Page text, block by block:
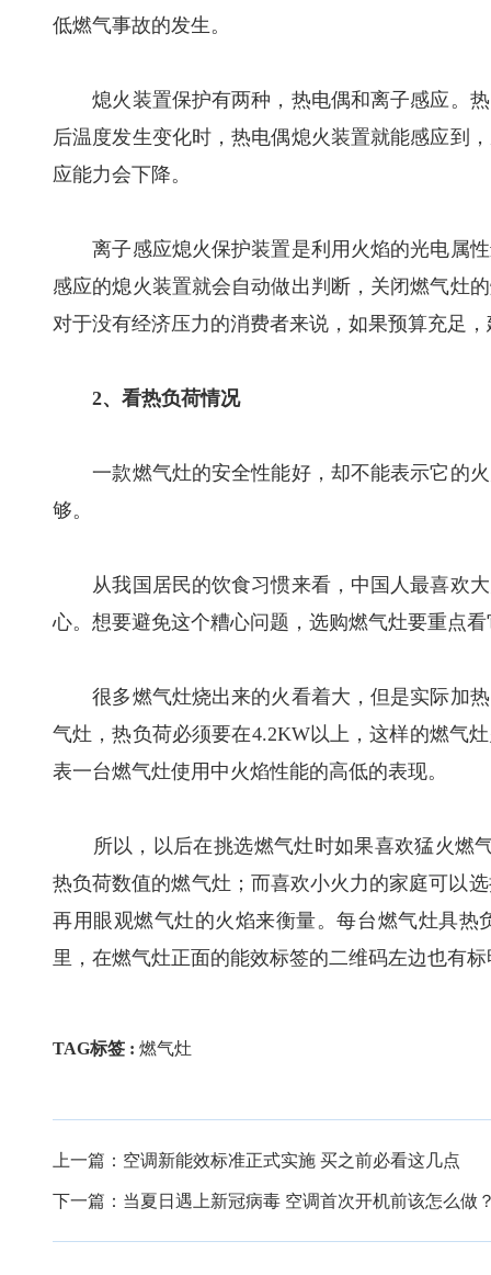
低燃气事故的发生。
熄火装置保护有两种，热电偶和离子感应。热
后温度发生变化时，热电偶熄火装置就能感应到
应能力会下降。
离子感应熄火保护装置是利用火焰的光电属性
感应的熄火装置就会自动做出判断，关闭燃气灶
对于没有经济压力的消费者来说，如果预算充足
2、看热负荷情况
一款燃气灶的安全性能好，却不能表示它的火
够。
从我国居民的饮食习惯来看，中国人最喜欢大
心。想要避免这个糟心问题，选购燃气灶要重点
很多燃气灶烧出来的火看着大，但是实际加热
气灶，热负荷必须要在4.2KW以上，这样的燃气
表一台燃气灶使用中火焰性能的高低的表现。
所以，以后在挑选燃气灶时如果喜欢猛火燃气
热负荷数值的燃气灶；而喜欢小火力的家庭可以
再用眼观燃气灶的火焰来衡量。每台燃气灶具
里，在燃气灶正面的能效标签的二维码左边也有
TAG标签 : 燃气灶
上一篇： 空调新能效标准正式实施 买之前必看这几点
下一篇： 当夏日遇上新冠病毒 空调首次开机前该怎么做